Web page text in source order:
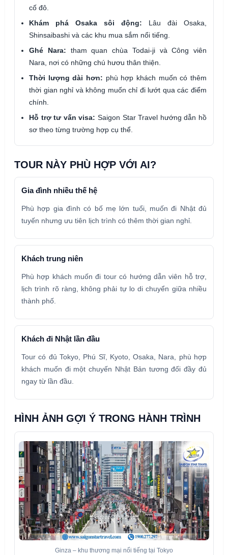
cố đô.
Khám phá Osaka sôi động: Lâu đài Osaka,
Shinsaibashi và các khu mua sắm nổi tiếng.
Ghé Nara: tham quan chùa Todai-ji và Công viên
Nara, nơi có những chú hươu thân thiện.
Thời lượng dài hơn: phù hợp khách muốn có thêm
thời gian nghỉ và không muốn chỉ đi lướt qua các điểm
chính.
Hỗ trợ tư vấn visa: Saigon Star Travel hướng dẫn hồ
sơ theo từng trường hợp cụ thể.
TOUR NÀY PHÙ HỢP VỚI AI?
Gia đình nhiều thế hệ
Phù hợp gia đình có bố mẹ lớn tuổi, muốn đi Nhật đủ
tuyến nhưng ưu tiên lịch trình có thêm thời gian nghỉ.
Khách trung niên
Phù hợp khách muốn đi tour có hướng dẫn viên hỗ trợ,
lịch trình rõ ràng, không phải tự lo di chuyển giữa nhiều
thành phố.
Khách đi Nhật lần đầu
Tour có đủ Tokyo, Phú Sĩ, Kyoto, Osaka, Nara, phù hợp
khách muốn đi một chuyến Nhật Bản tương đối đầy đủ
ngay từ lần đầu.
HÌNH ẢNH GỢI Ý TRONG HÀNH TRÌNH
Ginza – khu thương mại nổi tiếng tại Tokyo